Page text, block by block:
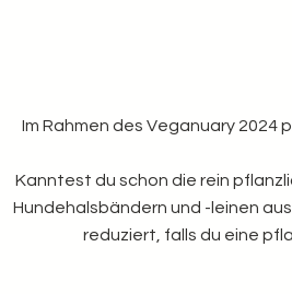
Im Rahmen des Veganuary
Kanntest du schon die rein
Hundehalsbändern und -leinen
reduziert, falls du eine